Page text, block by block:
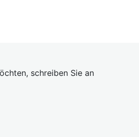
schreiben Sie an